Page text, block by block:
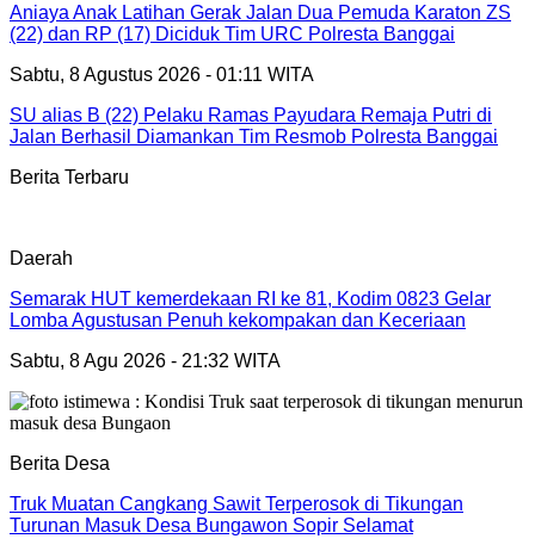
Aniaya Anak Latihan Gerak Jalan Dua Pemuda Karaton ZS
(22) dan RP (17) Diciduk Tim URC Polresta Banggai
Sabtu, 8 Agustus 2026 - 01:11 WITA
SU alias B (22) Pelaku Ramas Payudara Remaja Putri di
Jalan Berhasil Diamankan Tim Resmob Polresta Banggai
Berita Terbaru
Daerah
Semarak HUT kemerdekaan RI ke 81, Kodim 0823 Gelar
Lomba Agustusan Penuh kekompakan dan Keceriaan
Sabtu, 8 Agu 2026 - 21:32 WITA
Berita Desa
Truk Muatan Cangkang Sawit Terperosok di Tikungan
Turunan Masuk Desa Bungawon Sopir Selamat